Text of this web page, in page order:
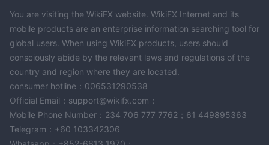
You are visiting the WikiFX website. WikiFX Internet and its
mobile products are an enterprise information searching tool for
global users. When using WikiFX products, users should
consciously abide by the relevant laws and regulations of the
country and region where they are located.
consumer hotline：006531290538
Official Email：support@wikifx.com；
Mobile Phone Number：234 706 777 7762；61 449895363
Telegram：+60 103342306